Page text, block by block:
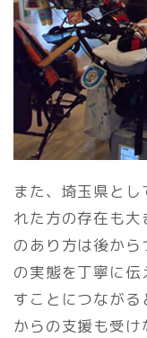
また、埼玉県とし
れた方の存在も
のあり方は後か
の実態を丁寧に
すことにつなが
からの支援も受